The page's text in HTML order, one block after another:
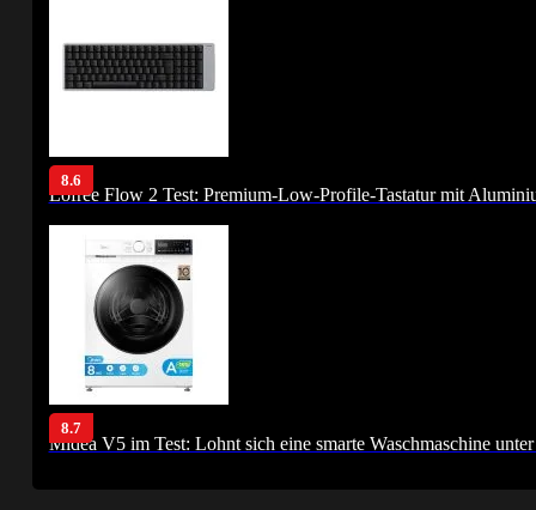
8.6
Lofree Flow 2 Test: Premium-Low-Profile-Tastatur mit
8.7
Midea V5 im Test: Lohnt sich eine smarte Waschmaschine